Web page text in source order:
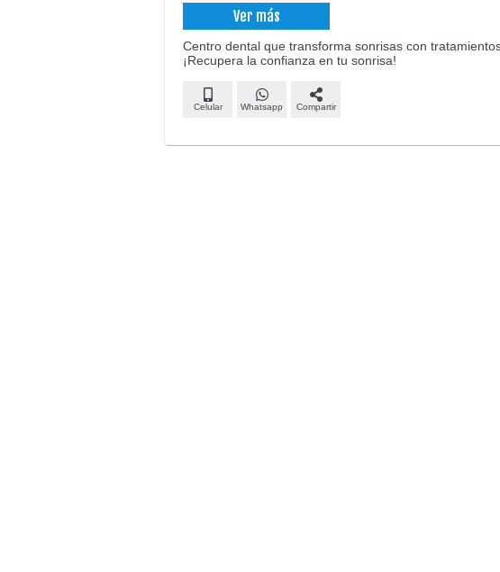
Ver más
Centro dental que transforma sonrisas con
¡Recupera la confianza en tu sonrisa!
Celular Whatsapp Compartir